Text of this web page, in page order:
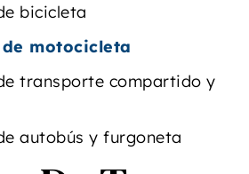
bicicleta
motocicleta
transporte compartido y
autobús y furgoneta